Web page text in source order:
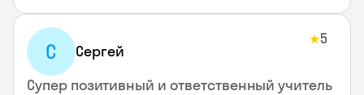
С Сергей
★5
Супер позитивный и ответственный учитель